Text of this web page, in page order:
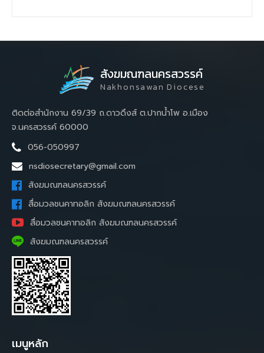
สังฆมณฑลนครสวรรค์
Nakhonsawan Diocese
ติดต่อสำนักงาน 69/39 ถ.ดาวดึงส์ ต.ปากน้ำโพ อ.เมือง
จ.นครสวรรค์ 60000
056-050997
nsdiosecretary@gmail.com
สังฆมณฑลนครสวรรค์
สื่อมวลชนคาทอลิก สังฆมณฑลนครสวรรค์
สื่อมวลชนคาทอลิก สังฆมณฑลนครสวรรค์
สังฆมณฑลนครสวรรค์
เมนูหลัก